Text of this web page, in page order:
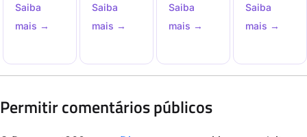
Saiba
mais →
Saiba
mais →
Saiba
mais →
Saiba
mais →
Permitir comentários públicos